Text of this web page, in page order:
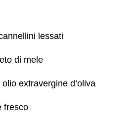
lessati
di mele
extravergine d’oliva
fresco